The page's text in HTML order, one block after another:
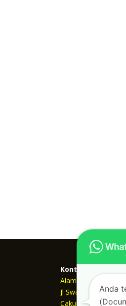
Kontak kami
Alamat kantor :
Jl Swadaya Pam
Cakung, Jakarta
Anda